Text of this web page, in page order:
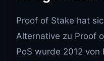
Proof of Stake hat
Alternative zu Proof
PoS wurde 2012